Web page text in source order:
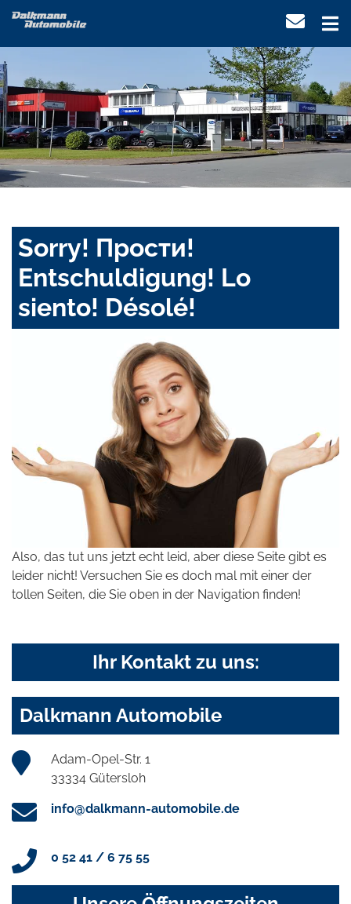
Sorry! Прости!
Entschuldigung! Lo
siento! Désolé!
Also, das tut uns jetzt echt leid, aber diese Seite gibt es
leider nicht! Versuchen Sie es doch mal mit einer der
tollen Seiten, die Sie oben in der Navigation finden!
Ihr Kontakt zu uns:
Dalkmann Automobile
Adam-Opel-Str. 1
33334 Gütersloh
info@dalkmann-automobile.de
0 52 41 / 6 75 55